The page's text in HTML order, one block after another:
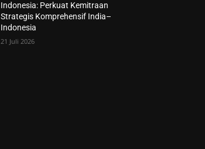
Indonesia: Perkuat Kemitraan
Strategis Komprehensif India–
Indonesia
21 Juli 2026